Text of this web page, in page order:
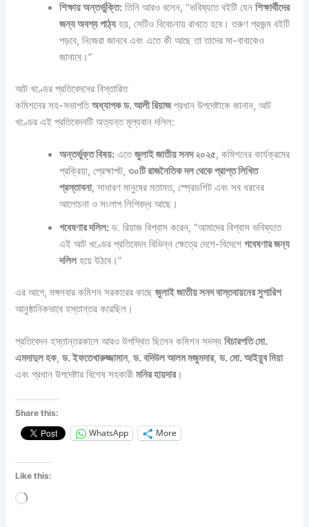
শিক্ষায় অন্তর্ভুক্তি: তিনি আরও বলেন, “ভবিষ্যতে বইটি যেনশিক্ষার্থীদের
জন্য অবশ্য পাঠ্য হয়, সেটিও বিবেচনায় রাখতে হবে। তরুণ প্রজন্ম বইটি
পড়বে, নিজেরা জানবে এবং এতে কী আছে তা তাদের মা-বাবাকেও
জানাবে।”
আট খণ্ডের প্রতিবেদনের বিস্তারিত
কমিশনের সহ-সভাপতিঅধ্যাপক ড. আলী রিয়াজপ্রধান উপদেষ্টাকে জানান, আট
খণ্ডের এই প্রতিবেদনটি অত্যন্ত মূল্যবান দলিল:
অন্তর্ভুক্ত বিষয়: এতেজুলাই জাতীয় সনদ ২০২৫, কমিশনের কার্যক্রমের
প্রক্রিয়া, প্রেক্ষাপট,৩০টি রাজনৈতিক দল থেকে প্রাপ্ত লিখিত
প্রস্তাবনা, সাধারণ মানুষের মতামত, স্প্রেডশিট এবং সব ধরনের
আলোচনা ও সংলাপ লিপিবদ্ধ আছে।
গবেষণার দলিল: ড. রিয়াজ বিশ্বাস করেন, “আমাদের বিশ্বাস ভবিষ্যতে
এই আট খণ্ডের প্রতিবেদন বিভিন্ন ক্ষেত্রে দেশে-বিদেশেগবেষণার জন্য
দলিলহয়ে উঠবে।”
এর আগে, মঙ্গলবার কমিশন সরকারের কাছেজুলাই জাতীয় সনদ বাস্তবায়নের সুপারিশ
আনুষ্ঠানিকভাবে হস্তান্তর করেছিল।
প্রতিবেদন হস্তান্তরকালে আরও উপস্থিত ছিলেন কমিশন সদস্যবিচারপতি মো.
এমদাদুল হক,ড. ইফতেখারুজ্জামান,ড. বদিউল আলম মজুমদার,ড. মো. আইয়ুব মিয়া
এবং প্রধান উপদেষ্টার বিশেষ সহকারীমনির হায়দার।
Share this:
WhatsApp More
Like this:
Loading…